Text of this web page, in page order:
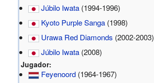
Júbilo Iwata (1994-1996)
Kyoto Purple Sanga (1998)
Urawa Red Diamonds (2002-2003)
Júbilo Iwata (2008)
Jugador:
Feyenoord (1964-1967)